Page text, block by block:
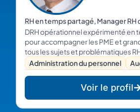
RH en temps partagé, Manager RH
DRH opérationnel expérimenté en
pour accompagner les PME et
tous les sujets et problématiques
Administration du personnel
Voir le profil